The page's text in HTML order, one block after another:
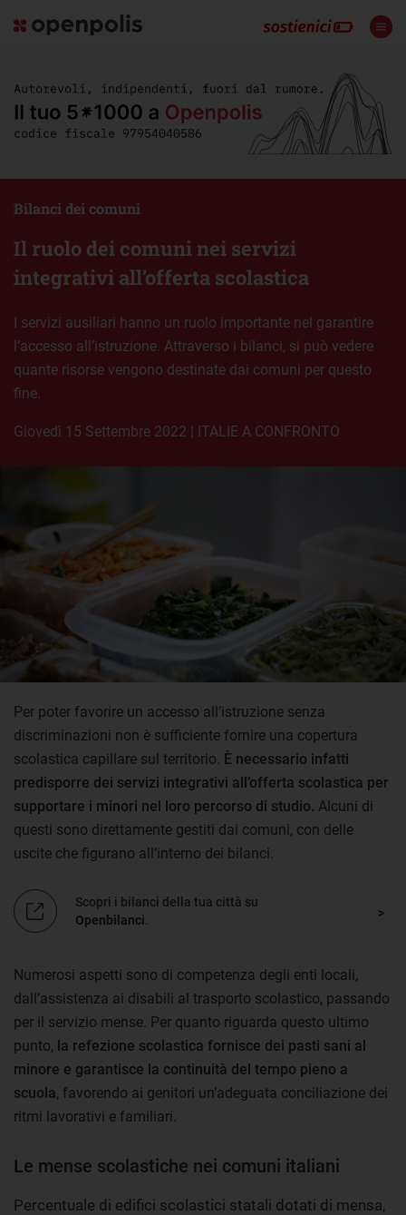
Il ruolo dei comuni nei servizi
integrativi all’offerta scolastica
Bilanci dei comuni
I servizi ausiliari hanno un ruolo importante nel garantire
l’accesso all’istruzione. Attraverso i bilanci, si può vedere
quante risorse vengono destinate dai comuni per questo
fine.
giovedì 15 Settembre 2022 | ITALIE A CONFRONTO
Per poter favorire un accesso all’istruzione senza
discriminazioni non è sufficiente fornire una copertura
scolastica capillare sul territorio. È necessario infatti
predisporre dei servizi integrativi all’offerta scolastica per
supportare i minori nel loro percorso di studio. Alcuni di
questi sono direttamente gestiti dai comuni, con delle
uscite che figurano all’interno dei bilanci.
Scopri i bilanci della tua città su
Openbilanci
Numerosi aspetti sono di competenza degli enti locali,
dall’assistenza ai disabili al trasporto scolastico, passando
per il servizio mense. Per quanto riguarda questo ultimo
punto, la refezione scolastica fornisce dei pasti sani al
minore e garantisce la continuità del tempo pieno a
scuola, favorendo ai genitori un’adeguata conciliazione dei
ritmi lavorativi e familiari.
Le mense scolastiche nei comuni italiani
Percentuale di edifici scolastici statali dotati di mensa,